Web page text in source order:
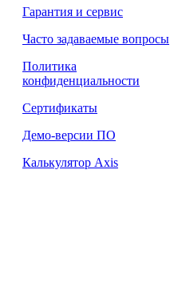
Гарантия и сервис
Часто задаваемые вопросы
Политика
конфиденциальности
Сертификаты
Демо-версии ПО
Калькулятор Axis